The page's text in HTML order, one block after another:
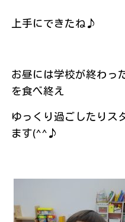
上手にできたね♪
お昼には学校が終わっ
を食べ終え
ゆっくり過ごしたりス
ます(^^♪